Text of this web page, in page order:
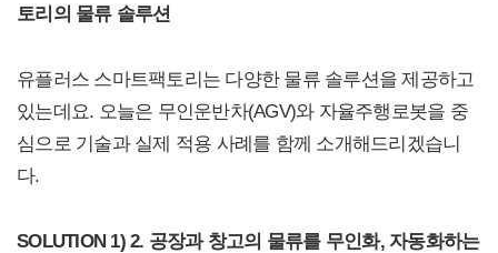
토리의 물류 솔루션
유플러스 스마트팩토리는 다양한 물류 솔루션을 제공하고
있는데요. 오늘은 무인운반차(AGV)와 자율주행로봇을 중
심으로 기술과 실제 적용 사례를 함께 소개해드리겠습니
다.
SOLUTION 1) 2. 공장과 창고의 물류를 무인화, 자동화하는